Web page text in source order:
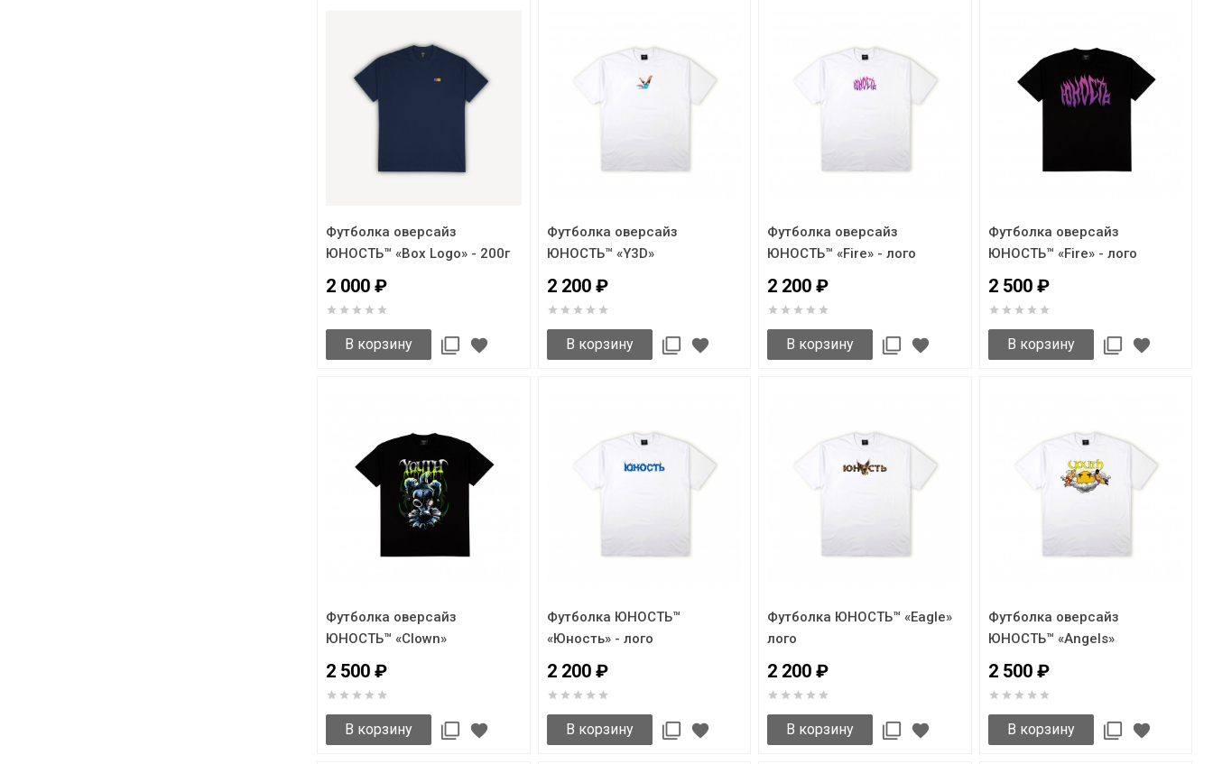
Футболка оверсайз
ЮНОСТЬ™ «Box Logo» - 200г
2 000 ₽
В корзину
Футболка оверсайз
ЮНОСТЬ™ «Y3D»
2 200 ₽
В корзину
Футболка оверсайз
ЮНОСТЬ™ «Fire» - лого
2 200 ₽
В корзину
Футболка оверсайз
ЮНОСТЬ™ «Fire» - лого
2 500 ₽
В корзину
Футболка оверсайз
ЮНОСТЬ™ «Clown»
2 500 ₽
В корзину
Футболка ЮНОСТЬ™
«Юность» - лого
2 200 ₽
В корзину
Футболка ЮНОСТЬ™ «Eagle»
лого
2 200 ₽
В корзину
Футболка оверсайз
ЮНОСТЬ™ «Angels»
2 500 ₽
В корзину